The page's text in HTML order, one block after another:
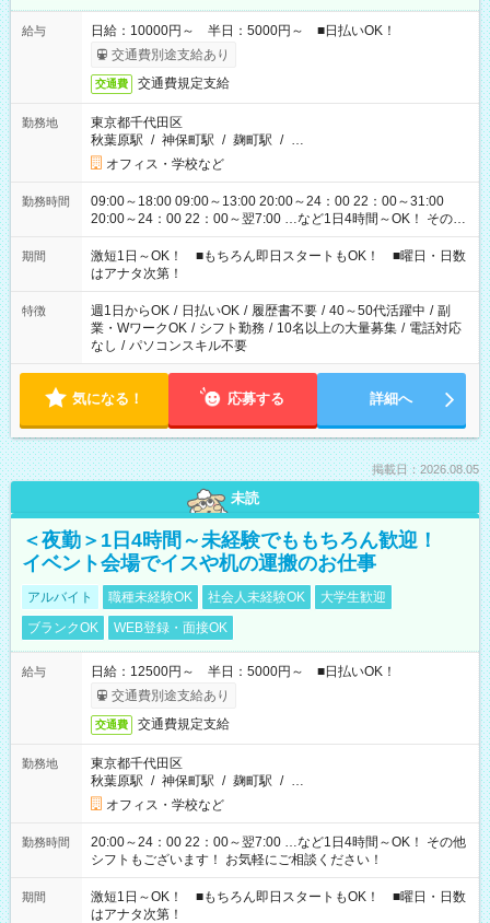
給与
日給：10000円～ 半日：5000円～ ■日払いOK！
交通費別途支給あり
交通費 交通費規定支給
勤務地
東京都千代田区
秋葉原駅 / 神保町駅 / 麹町駅 / …
オフィス・学校など
勤務時間
09:00～18:00 09:00～13:00 20:00～24：00 22：00～31:00
20:00～24：00 22：00～翌7:00 …など1日4時間～OK！ その他
シフトもございます！ お気軽にご相談ください！
期間
激短1日～OK！ ■もちろん即日スタートもOK！ ■曜日・日数
はアナタ次第！
特徴 週1日からOK / 日払いOK / 履歴書不要 / 40～50代活躍中 / 副
業・WワークOK / シフト勤務 / 10名以上の大量募集 / 電話対応
なし / パソコンスキル不要
気になる！ 応募する 詳細へ
掲載日：2026.08.05
未読
＜夜勤＞1日4時間～未経験でももちろん歓迎！
イベント会場でイスや机の運搬のお仕事
アルバイト 職種未経験OK 社会人未経験OK
大学生歓迎
ブランクOK
WEB登録・面接OK
給与
日給：12500円～ 半日：5000円～ ■日払いOK！
交通費別途支給あり
交通費 交通費規定支給
勤務地
東京都千代田区
秋葉原駅 / 神保町駅 / 麹町駅 / …
オフィス・学校など
勤務時間
20:00～24：00 22：00～翌7:00 …など1日4時間～OK！ その他
シフトもございます！ お気軽にご相談ください！
期間
激短1日～OK！ ■もちろん即日スタートもOK！ ■曜日・日数
はアナタ次第！